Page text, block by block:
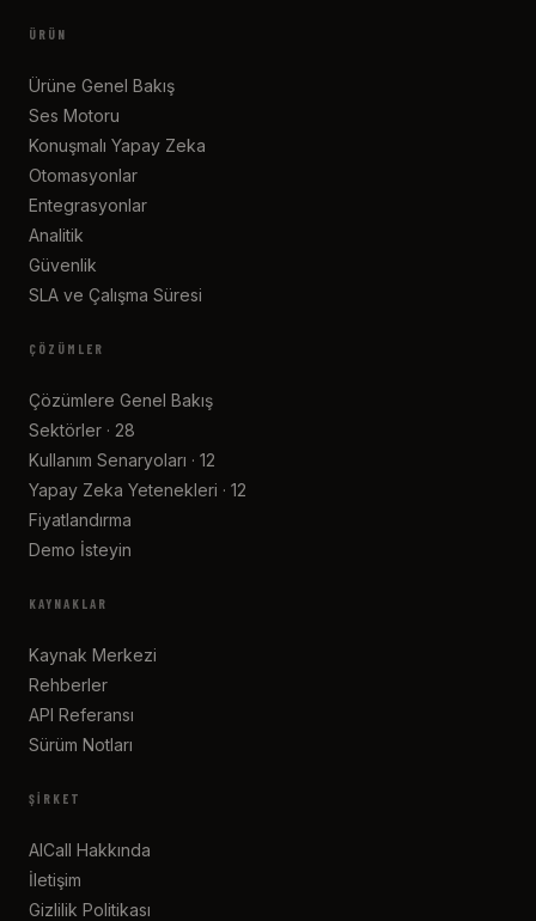
ÜRÜN
Ürüne Genel Bakış
Ses Motoru
Konuşmalı Yapay Zeka
Otomasyonlar
Entegrasyonlar
Analitik
Güvenlik
SLA ve Çalışma Süresi
ÇÖZÜMLER
Çözümlere Genel Bakış
Sektörler · 28
Kullanım Senaryoları · 12
Yapay Zeka Yetenekleri · 12
Fiyatlandırma
Demo İsteyin
KAYNAKLAR
Kaynak Merkezi
Rehberler
API Referansı
Sürüm Notları
ŞIRKET
AICall Hakkında
İletişim
Gizlilik Politikası